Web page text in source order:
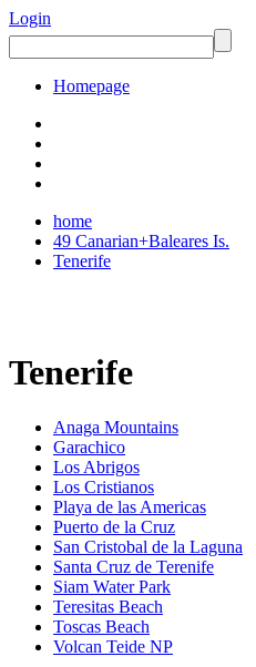
Login
Homepage
home
49 Canarian+Baleares Is.
Tenerife
Tenerife
Anaga Mountains
Garachico
Los Abrigos
Los Cristianos
Playa de las Americas
Puerto de la Cruz
San Cristobal de la Laguna
Santa Cruz de Terenife
Siam Water Park
Teresitas Beach
Toscas Beach
Volcan Teide NP